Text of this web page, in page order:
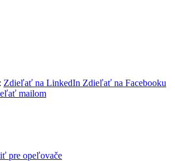
Zdieľať na LinkedIn Zdieľať na Facebooku
mailom
pre opeľovače